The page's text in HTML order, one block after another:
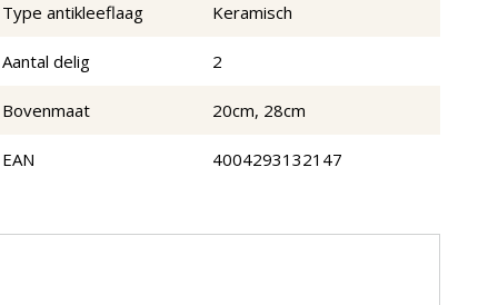
Type antikleeflaag Keramisch
Aantal delig 2
Bovenmaat 20cm, 28cm
EAN 4004293132147